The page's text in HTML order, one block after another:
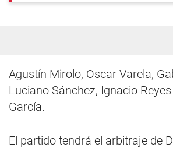
Agustín Mirolo, Oscar Varela,
Luciano Sánchez, Ignacio Reyes
García.
El partido tendrá el arbitraje de